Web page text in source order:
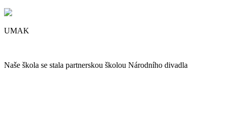
UMAK
Naše škola se stala partnerskou školou Národního divadla